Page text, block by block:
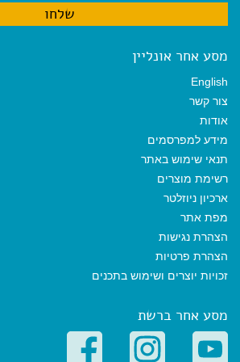
מסע אחר אונליין
English
צור קשר
אודות
מידע למפרסמים
תנאי שימוש באתר
רשימת מוצרים
ארכיון ניוזלטר
מפת אתר
הצהרת נגישות
הצהרת פרטיות
זכויות יוצרים ושימוש בתכנים
מסע אחר ברשת